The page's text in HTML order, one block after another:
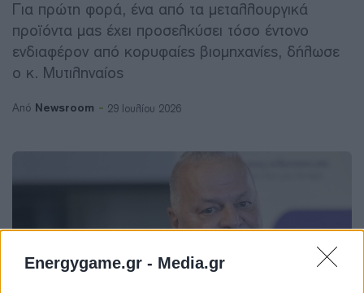
Energygame.gr - Media.gr
Για πρώτη φορά, ένα από τα μεταλλουργικά
προϊόντα μας έχει προσελκύσει τόσο έντονο
ενδιαφέρον από κορυφαίες βιομηχανίες, δήλωσε
ο κ. Μυτιληναίος
Από Newsroom 29 Ιουλίου 2026